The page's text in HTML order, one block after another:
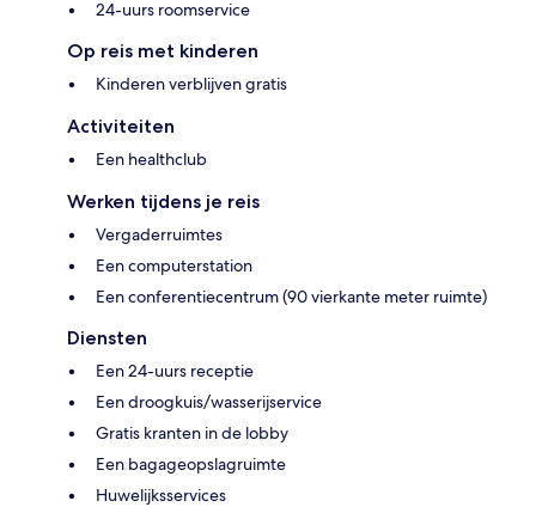
24-uurs roomservice
Op reis met kinderen
Kinderen verblijven gratis
Activiteiten
Een healthclub
Werken tijdens je reis
Vergaderruimtes
Een computerstation
Een conferentiecentrum (90 vierkante meter ruimte)
Diensten
Een 24-uurs receptie
Een droogkuis/wasserijservice
Gratis kranten in de lobby
Een bagageopslagruimte
Huwelijksservices